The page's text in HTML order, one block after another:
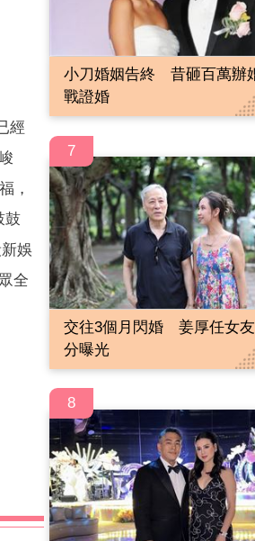
經
，
鼓
娛
全
小刀婚姻告終 昔砸百萬辦
戰證婚
7
交往3個月閃婚 姜厚任女
分曝光
8